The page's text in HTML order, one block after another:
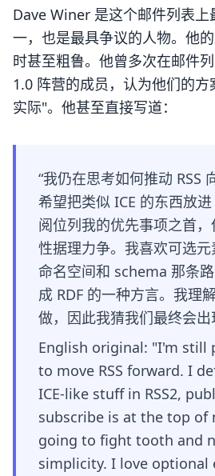
Dave Winer 是这个邮件列表上
一，也是最具争议的人物。他
时甚至粗鲁。他曾多次在邮件
1.0 阵营的成员，认为他们的
实际"。他甚至直接写道：
“我仍在思考如何推动 RSS
希望把类似 ICE 的东西放
阅位列我的优先事项之首
性据理力争。我喜欢可选
命名空间和 schema 那条
成 RDF 的一种方言。我理
做，因此我猜我们最终会出
English original: "I'm still
to move RSS forward. I
ICE-like stuff in RSS2,
subscribe is at the top of
going to fight tooth and
simplicity. I love optional